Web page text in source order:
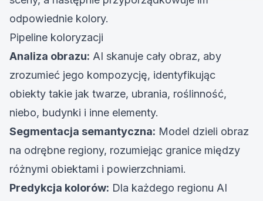
odpowiednie kolory.
Pipeline koloryzacji
Analiza obrazu: AI skanuje cały obraz, aby
zrozumieć jego kompozycję, identyfikując
obiekty takie jak twarze, ubrania, roślinność,
niebo, budynki i inne elementy.
Segmentacja semantyczna: Model dzieli obraz
na odrębne regiony, rozumiejąc granice między
różnymi obiektami i powierzchniami.
Predykcja kolorów: Dla każdego regionu AI